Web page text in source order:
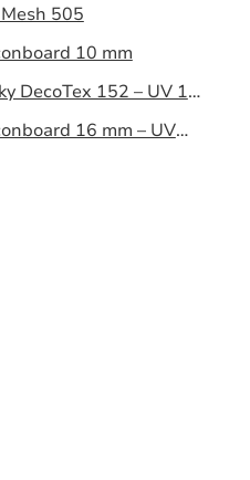
505
10 mm
DecoTex 152 – UV 160
16 mm – UV